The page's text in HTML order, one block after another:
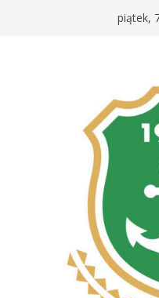
piątek,